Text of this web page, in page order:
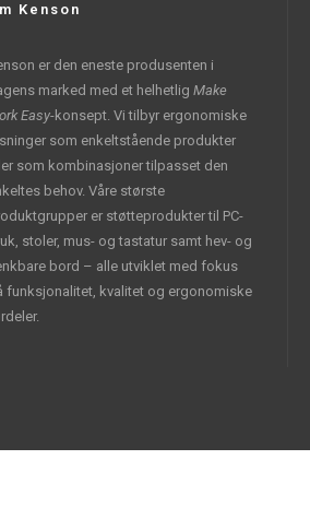
Kenson
er den eneste produsenten i
marked med et helhetlig Make
Easy-konsept. Vi tilbyr ergonomiske
som enkeltstående produkter
som kombinasjoner tilpasset den
behov. Våre største
er støtteprodukter til PC-
stoler, mus- og tastatur samt hev- og
bord – alle utviklet med fokus
funksjonalitet, kvalitet og ergonomiske